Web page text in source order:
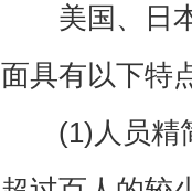
美国、日本
面具有以
(1)人员精简